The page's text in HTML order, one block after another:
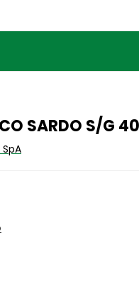
SARDO S/G
SpA